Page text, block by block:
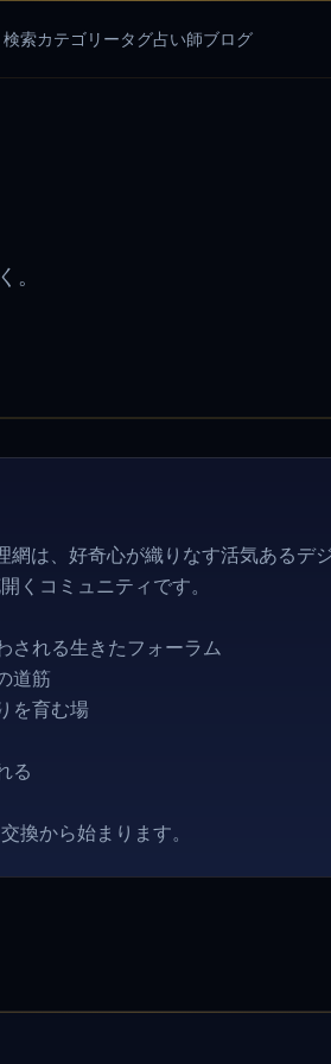
検索カテゴリータグ占い師ブログ
。
は、好奇心が織りなす活気あるデ
くコミュニティです。
される生きたフォーラム
道筋
を育む場
る
換から始まります。